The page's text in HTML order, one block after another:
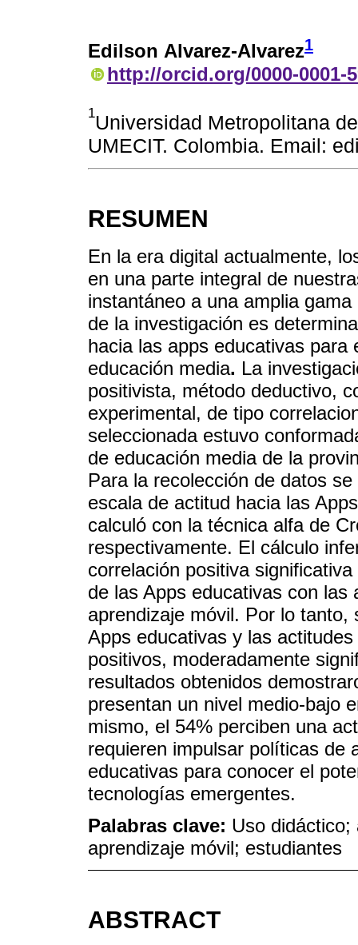
Edilson Alvarez-Alvarez1
http://orcid.org/0000-0001-
1Universidad Metropolitana
UMECIT. Colombia. Email:
RESUMEN
En la era digital actualmente,
en una parte integral de
instantáneo a una amplia
de la investigación es
hacia las apps educativas para
educación media. La
positivista, método deductivo,
experimental, de tipo
seleccionada estuvo
de educación media de la
Para la recolección de datos
escala de actitud hacia las
calculó con la técnica alfa de
respectivamente. El cálculo
correlación positiva
de las Apps educativas con
aprendizaje móvil. Por lo
Apps educativas y las
positivos, moderadamente
resultados obtenidos
presentan un nivel medio-bajo
mismo, el 54% perciben una
requieren impulsar políticas de
educativas para conocer el
tecnologías emergentes.
Palabras clave: Uso didáctico;
aprendizaje móvil; estudiantes
ABSTRACT